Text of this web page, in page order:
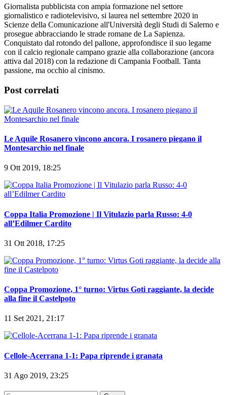
Giornalista pubblicista con ampia formazione nel settore
giornalistico e radiotelevisivo, si laurea nel settembre 2020 in
Scienze della Comunicazione all'Università degli Studi di Salerno e
prosegue abbracciando le strade romane de La Sapienza.
Conquistato dal rotondo del pallone, approfondisce il suo legame
con il calcio regionale campano grazie alla collaborazione (ancora
attiva dal 2018) con la redazione di Campania Football. Tanta
passione, ma occhio al cinismo.
Post correlati
Le Aquile Rosanero vincono ancora. I rosanero piegano il
Montesarchio nel finale
9 Ott 2019, 18:25
Coppa Italia Promozione | Il Vitulazio parla Russo: 4-0
all’Edilmer Cardito
31 Ott 2018, 17:25
Coppa Promozione, 1° turno: Virtus Goti raggiante, la decide
alla fine il Castelpoto
11 Set 2021, 21:17
Cellole-Acerrana 1-1: Papa riprende i granata
31 Ago 2019, 23:25